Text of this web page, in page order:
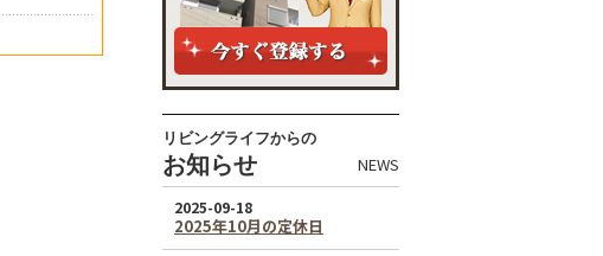
リビングライフからの
お知らせ NEWS